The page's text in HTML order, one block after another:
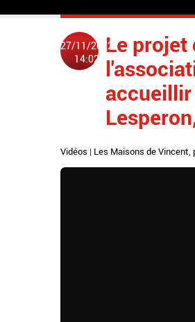
27/11/2022
14:02
Le
accueillir
Vidéos | Les Maisons de Vincent,